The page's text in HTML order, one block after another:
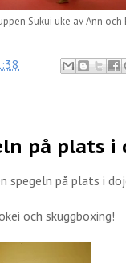
Sukui uke av Ann och
på plats i
spegeln på plats i
och skuggboxing!